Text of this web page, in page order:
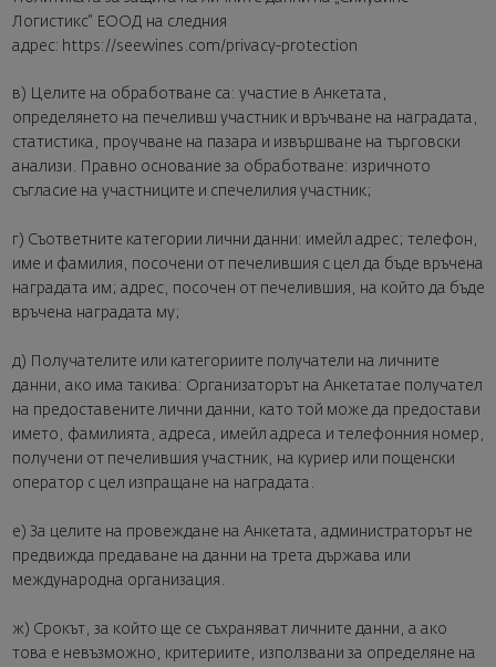
Логистикс“ ЕООД на следния
адрес: https://seewines.com/privacy-protection
в) Целите на обработване са: участие в Анкетата,
определянето на печеливш участник и връчване на наградата,
статистика, проучване на пазара и извършване на търговски
анализи. Правно основание за обработване: изричното
съгласие на участниците и спечелилия участник;
г) Съответните категории лични данни: имейл адрес; телефон,
име и фамилия, посочени от печелившия с цел да бъде връчена
наградата им; адрес, посочен от печелившия, на който да бъде
връчена наградата му;
д) Получателите или категориите получатели на личните
данни, ако има такива: Организаторът на Анкетатае получател
на предоставените лични данни, като той може да предостави
името, фамилията, адреса, имейл адреса и телефонния номер,
получени от печелившия участник, на куриер или пощенски
оператор с цел изпращане на наградата.
е) За целите на провеждане на Анкетата, администраторът не
предвижда предаване на данни на трета държава или
международна организация.
ж) Срокът, за който ще се съхраняват личните данни, а ако
това е невъзможно, критериите, използвани за определяне на